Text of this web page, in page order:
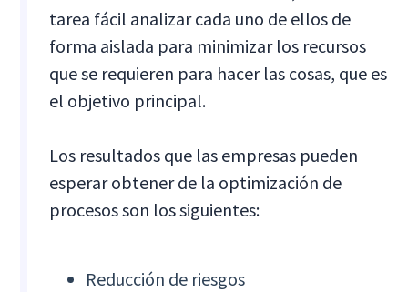
tarea fácil analizar cada uno de ellos de
forma aislada para minimizar los recursos
que se requieren para hacer las cosas, que es
el objetivo principal.
Los resultados que las empresas pueden
esperar obtener de la optimización de
procesos son los siguientes:
Reducción de riesgos